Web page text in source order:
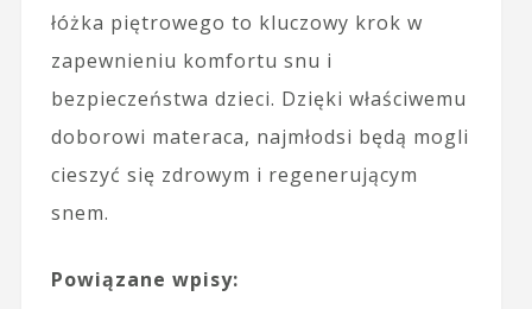
łóżka piętrowego to kluczowy krok w
zapewnieniu komfortu snu i
bezpieczeństwa dzieci. Dzięki właściwemu
doborowi materaca, najmłodsi będą mogli
cieszyć się zdrowym i regenerującym
snem.
Powiązane wpisy: